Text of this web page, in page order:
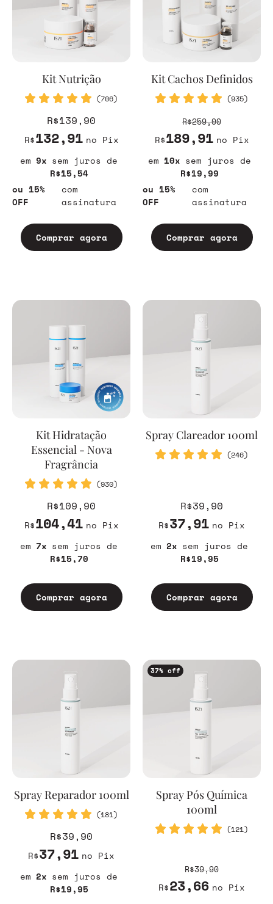
Kit Nutrição
(706)
R$139,90
R$132,91 no Pix
9
R$15,54
sem juros
ou 15%
OFF
com
assinatura
Comprar agora
Kit Cachos Definidos
(935)
R$259,00
R$189,91 no Pix
10
R$19,99
sem juros
ou 15%
OFF
com
assinatura
Comprar agora
Kit Hidratação
Essencial - Nova
Fragrância
(930)
R$109,90
R$104,41 no Pix
7
R$15,70
sem juros
Comprar agora
Spray Clareador 100ml
(246)
R$39,90
R$37,91 no Pix
2
R$19,95
sem juros
Comprar agora
Spray Reparador 100ml
(181)
R$39,90
R$37,91 no Pix
2
R$19,95
sem juros
37% off
Spray Pós Química
100ml
(121)
R$39,90
R$23,66 no Pix